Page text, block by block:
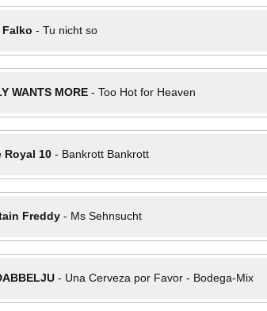
Falko - Tu nicht so
WANTS MORE- Too Hot for Heaven
Royal 10- Bankrott Bankrott
Freddy- Ms Sehnsucht
- Una Cerveza por Favor - Bodega-Mix